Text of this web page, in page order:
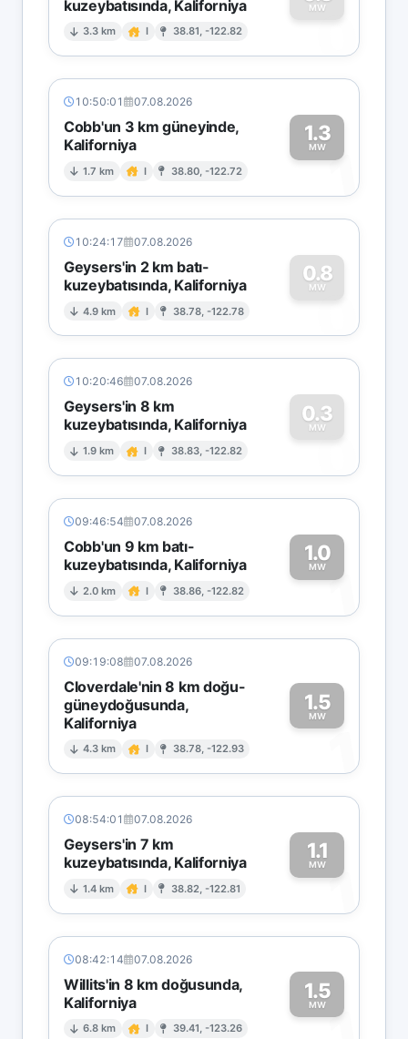
kuzeybatısında, Kaliforniya
3.3 km I 38.81, -122.82
MW
0
10:50:01 07.08.2026
Cobb'un 3 km güneyinde,
Kaliforniya
1.7 km I 38.80, -122.72
1.3
MW1
10:24:17 07.08.2026
Geysers'in 2 km batı-
kuzeybatısında, Kaliforniya
4.9 km I 38.78, -122.78
0.8
MW
0
10:20:46 07.08.2026
Geysers'in 8 km
kuzeybatısında, Kaliforniya
1.9 km I 38.83, -122.82
0.3
MW
0
09:46:54 07.08.2026
Cobb'un 9 km batı-
kuzeybatısında, Kaliforniya
2.0 km I 38.86, -122.82
1.0
MW1
09:19:08 07.08.2026
Cloverdale'nin 8 km doğu-
güneydoğusunda,
Kaliforniya
4.3 km I 38.78, -122.93
1.5
MW
1
08:54:01 07.08.2026
Geysers'in 7 km
kuzeybatısında, Kaliforniya
1.4 km I 38.82, -122.81
1.1
MW1
08:42:14 07.08.2026
Willits'in 8 km doğusunda,
Kaliforniya
6.8 km I 39.41, -123.26
1.5
MW